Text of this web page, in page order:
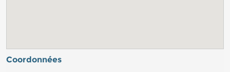
Coordonnées